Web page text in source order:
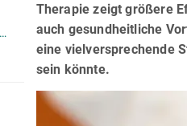
Therapie zeigt größere
auch gesundheitliche
eine vielversprechende
sein könnte.